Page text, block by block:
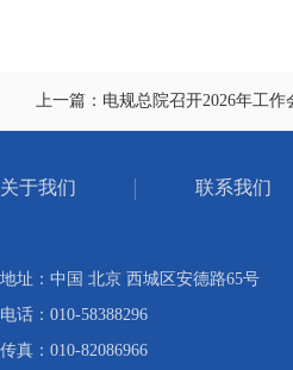
上一篇：电规总院召开2026年工作
关于我们 联系我们
地址：中国 北京 西城区安德路65号
电话：010-58388296
传真：010-82086966